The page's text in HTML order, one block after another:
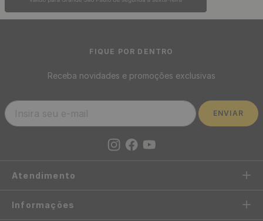
FIQUE POR DENTRO
Receba novidades e promoções exclusivas
ENVIAR
Atendimento
Informações